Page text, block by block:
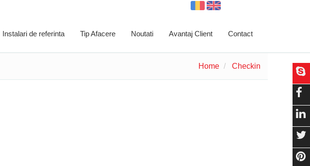
Instalari de referinta Tip Afacere Noutati Avantaj Client Contact
Home Checkin